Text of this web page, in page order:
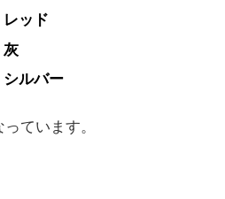
レッド
灰
シルバー
っています。